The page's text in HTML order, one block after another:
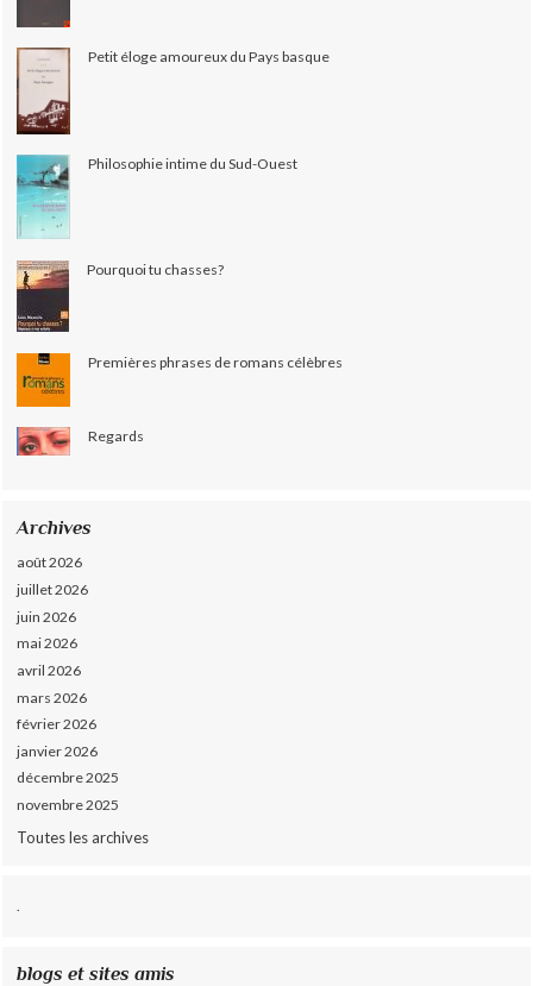
Petit éloge amoureux du Pays basque
Philosophie intime du Sud-Ouest
Pourquoi tu chasses?
Premières phrases de romans célèbres
Regards
Archives
août 2026
juillet 2026
juin 2026
mai 2026
avril 2026
mars 2026
février 2026
janvier 2026
décembre 2025
novembre 2025
Toutes les archives
blogs et sites amis